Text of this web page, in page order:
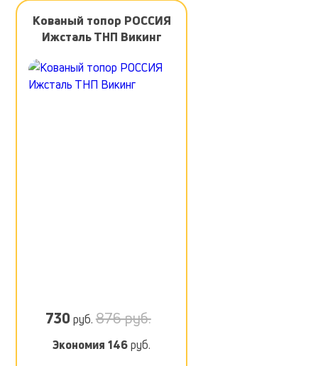
Кованый топор РОССИЯ
Ижсталь ТНП Викинг
730 руб. 876 руб.
Экономия 146руб.